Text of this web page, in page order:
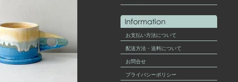
お支払い方法について
配送方法・送料について
お問合せ
プライバシーポリシー